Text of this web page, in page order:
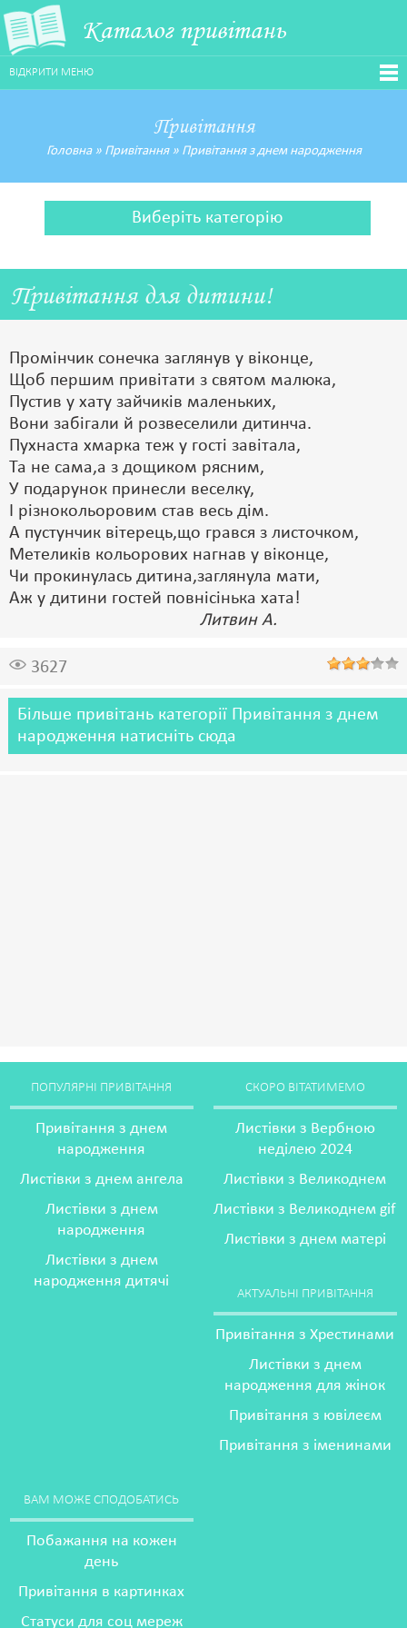
Каталог привітань
ВІДКРИТИ МЕНЮ
Привітання
Головна» Привітання» Привітання з днем народження
Виберіть категорію
Привітання для дитини!
Промінчик сонечка заглянув у віконце,
Щоб першим привітати з святом малюка,
Пустив у хату зайчиків маленьких,
Вони забігали й розвеселили дитинча.
Пухнаста хмарка теж у гості завітала,
Та не сама,а з дощиком рясним,
У подарунок принесли веселку,
І різнокольоровим став весь дім.
А пустунчик вітерець,що грався з листочком,
Метеликів кольорових нагнав у віконце,
Чи прокинулась дитина,заглянула мати,
Аж у дитини гостей повнісінька хата!
Литвин А.
3627
Більше привітань категорії Привітання з днем
народження натисніть сюда
ПОПУЛЯРНІ ПРИВІТАННЯ
Привітання з днем
народження
Листівки з днем ангела
Листівки з днем
народження
Листівки з днем
народження дитячі
СКОРО ВІТАТИМЕМО
Листівки з Вербною
неділею 2024
Листівки з Великоднем
Листівки з Великоднем gif
Листівки з днем матері
АКТУАЛЬНІ ПРИВІТАННЯ
Привітання з Хрестинами
Листівки з днем
народження для жінок
Привітання з ювілеєм
Привітання з іменинами
ВАМ МОЖЕ СПОДОБАТИСЬ
Побажання на кожен
день
Привітання в картинках
Статуси для соц мереж